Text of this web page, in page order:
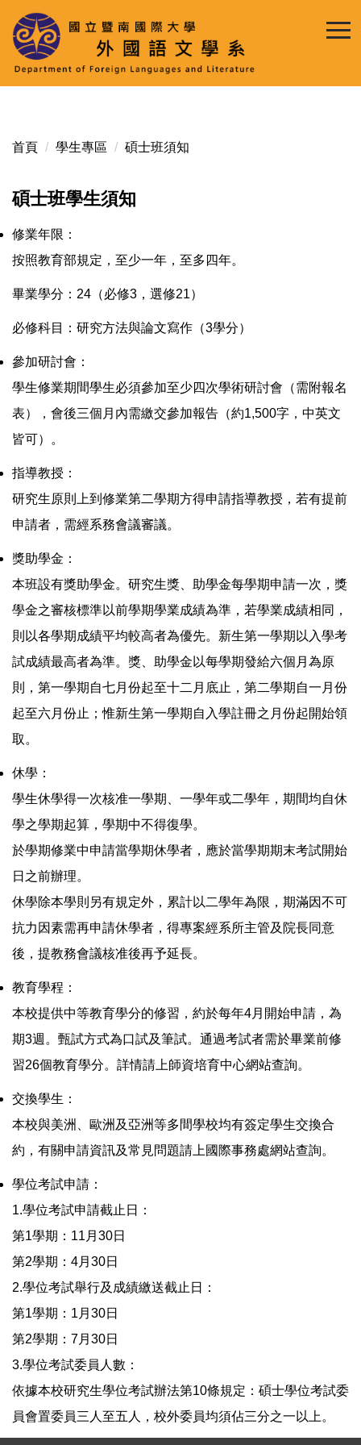
到
主
要
內
首頁
學生專區 碩士班須知
碩士班學生須知
修業年限：
按照教育部規定，至少一年，至多四年。
畢業學分：24（必修3，選修21）
必修科目：研究方法與論文寫作（3學分）
參加研討會：
學生修業期間學生必須參加至少四次學術研討會（需附報名
表），會後三個月內需繳交參加報告（約1,500字，中英文
皆可）。
指導教授：
研究生原則上到修業第二學期方得申請指導教授，若有提前
申請者，需經系務會議審議。
獎助學金：
本班設有獎助學金。研究生獎、助學金每學期申請一次，獎
學金之審核標準以前學期學業成績為準，若學業成績相同，
則以各學期成績平均較高者為優先。新生第一學期以入學考
試成績最高者為準。獎、助學金以每學期發給六個月為原
則，第一學期自七月份起至十二月底止，第二學期自一月份
起至六月份止；惟新生第一學期自入學註冊之月份起開始領
取。
休學：
學生休學得一次核准一學期、一學年或二學年，期間均自休
學之學期起算，學期中不得復學。
於學期修業中申請當學期休學者，應於當學期期末考試開始
日之前辦理。
休學除本學則另有規定外，累計以二學年為限，期滿因不可
抗力因素需再申請休學者，得專案經系所主管及院長同意
後，提教務會議核准後再予延長。
教育學程：
本校提供中等教育學分的修習，約於每年4月開始申請，為
期3週。甄試方式為口試及筆試。通過考試者需於畢業前修
習26個教育學分。詳情請上師資培育中心網站查詢。
交換學生：
本校與美洲、歐洲及亞洲等多間學校均有簽定學生交換合
約，有關申請資訊及常見問題請上國際事務處網站查詢。
學位考試申請：
1.學位考試申請截止日：
第1學期：11月30日
第2學期：4月30日
2.學位考試舉行及成績繳送截止日：
第1學期：1月30日
第2學期：7月30日
3.學位考試委員人數：
依據本校研究生學位考試辦法第10條規定：碩士學位考試委
員會置委員三人至五人，校外委員均須佔三分之一以上。